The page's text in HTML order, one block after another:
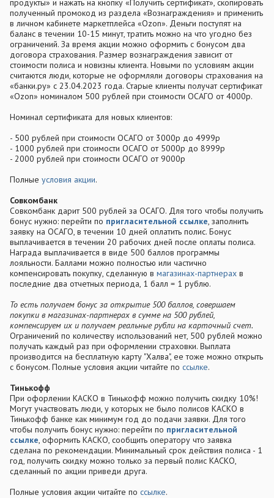
продукты» и нажать на кнопку «Получить сертификат», скопировать
полученный промокод из раздела «Вознаграждения» и применить
в личном кабинете маркетплейса «Ozon». Деньги поступят на
баланс в течении 10-15 минут, тратить можно на что угодно без
ограничений. За время акции можно оформить с бонусом два
договора страхования. Размер вознаграждения зависит от
стоимости полиса и новизны клиента. Новыми по условиям акции
считаются люди, которые не оформляли договоры страхования на
«банки.ру» с 23.04.2023 года. Старые клиенты получат сертификат
«Ozon» номиналом 500 рублей при стоимости ОСАГО от 4000р.
Номинал сертификата для новых клиентов:
- 500 рублей при стоимости ОСАГО от 3000р до 4999р
- 1000 рублей при стоимости ОСАГО от 5000р до 8999р
- 2000 рублей при стоимости ОСАГО от 9000р
Полные условия акции.
Совкомбанк
Совкомбанк дарит 500 рублей за ОСАГО. Для того чтобы получить
бонус нужно: перейти по пригласительной ссылке, заполнить
заявку на ОСАГО, в течении 10 дней оплатить полис. Бонус
выплачивается в течении 20 рабочих дней после оплаты полиса.
Награда выплачивается в виде 500 баллов программы
лояльности. Баллами можно полностью или частично
компенсировать покупку, сделанную в магазинах-партнерах в
последние два отчетных периода, 1 балл = 1 рублю.
То есть получаем бонус за открытие 500 баллов, совершаем
покупки в магазинах-партнерах в сумме на 500 рублей,
компенсируем их и получаем реальные рубли на карточный счет.
Ограничений по количеству использований нет, 500 рублей можно
получать каждый раз при оформлении страховки. Выплата
производится на бесплатную карту "Халва", ее тоже можно открыть
с бонусом. Полные условия акции читайте по ссылке.
Тинькофф
При офорлении КАСКО в Тинькофф можно получить скидку 10%!
Могут участвовать люди, у которых не было полисов КАСКО в
Тинькофф банке как минимум год до подачи заявки. Для того
чтобы получить бонус нужно: перейти по пригласительной
ссылке, оформить КАСКО, сообщить оператору что заявка
сделана по рекомендации. Минимальный срок действия полиса - 1
год, получить скидку можно только за первый полис КАСКО,
сделанный по акции приведи друга.
Полные условия акции читайте по ссылке.